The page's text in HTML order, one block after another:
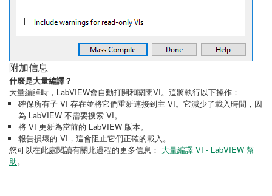
附加信息
什麼是大量編譯？
大量編譯時，LabVIEW會自動打開和關閉VI。這將執行以下操作：
確保所有子 VI 存在並將它們重新連接到主 VI。它減少了載入時間，因
為 LabVIEW 不需要搜索 VI。
將 VI 更新為當前的 LabVIEW 版本。
報告損壞的 VI，這會阻止它們正確的載入。
您可以在此處閱讀有關此過程的更多信息： 大量編譯 VI - LabVIEW 幫
助。